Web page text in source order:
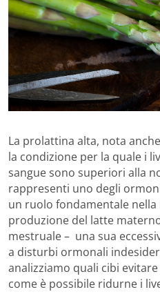
La prolattina alta, nota
la condizione per la quale i
sangue sono superiori alla
rappresenti uno degli
un ruolo fondamentale nella
produzione del latte
mestruale – una sua
a disturbi ormonali
analizziamo quali cibi
come è possibile ridurne i